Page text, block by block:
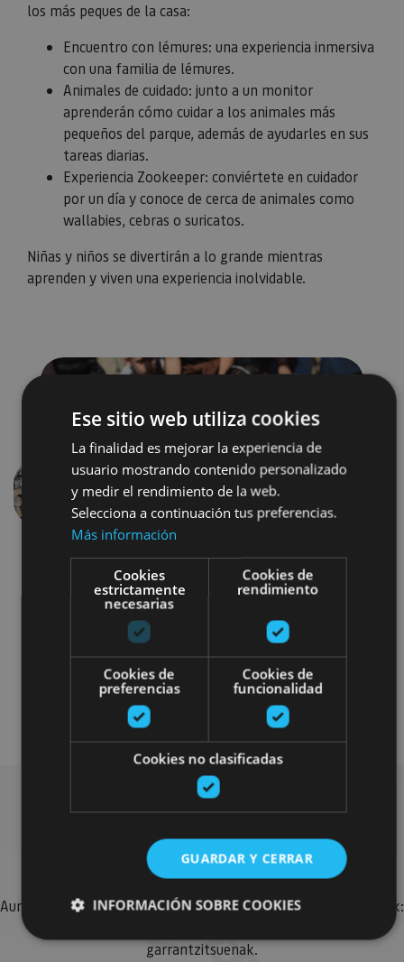
los más peques de la casa:
Encuentro con lémures: una experiencia inmersiva
con una familia de lémures.
Animales de cuidado: junto a un monitor
aprenderán cómo cuidar a los animales más
pequeños del parque, además de ayudarles en sus
tareas diarias.
Experiencia Zookeeper: conviértete en cuidador
por un día y conoce de cerca de animales como
wallabies, cebras o suricatos.
Niñas y niños se divertirán a lo grande mientras
aprenden y viven una experiencia inolvidable.
Aurrekoa
Parques de aventura
Accesibilidad física
Bilatu plan gehiago
Aurkitu zure bidaia Nafarroan osatzeko planak eta iradokizunak:
garrantzitsuenak.
Ese sitio web utiliza cookies
La finalidad es mejorar la experiencia de
usuario mostrando contenido personalizado
y medir el rendimiento de la web.
Selecciona a continuación tus preferencias.
Más información
Cookies
estrictamente
necesarias
Cookies de
rendimiento
Cookies de
preferencias
Cookies de
funcionalidad
Cookies no clasificadas
GUARDAR Y CERRAR
INFORMACIÓN SOBRE COOKIES